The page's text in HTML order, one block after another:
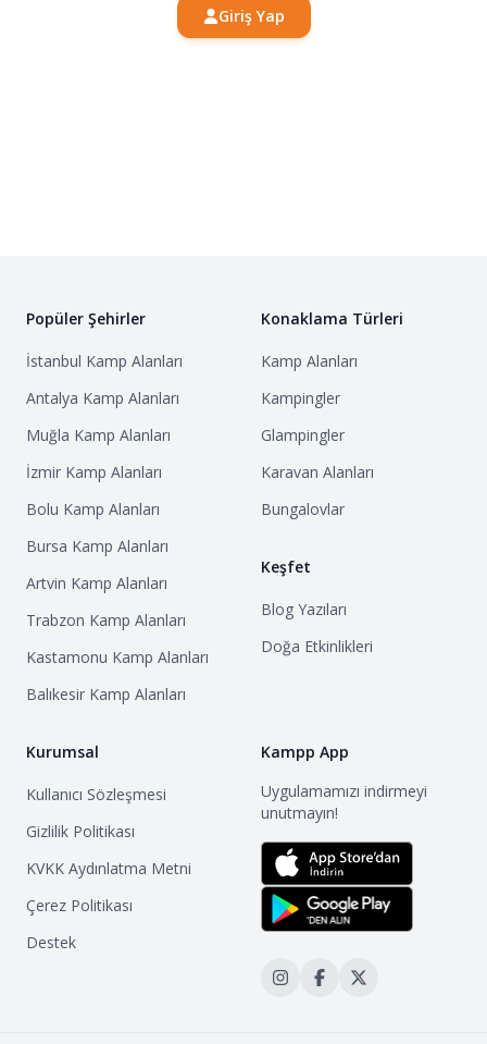
Giriş Yap
Popüler Şehirler
İstanbul Kamp Alanları
Antalya Kamp Alanları
Muğla Kamp Alanları
İzmir Kamp Alanları
Bolu Kamp Alanları
Bursa Kamp Alanları
Artvin Kamp Alanları
Trabzon Kamp Alanları
Kastamonu Kamp Alanları
Balıkesir Kamp Alanları
Konaklama Türleri
Kamp Alanları
Kampingler
Glampingler
Karavan Alanları
Bungalovlar
Keşfet
Blog Yazıları
Doğa Etkinlikleri
Kurumsal
Kullanıcı Sözleşmesi
Gizlilik Politikası
KVKK Aydınlatma Metni
Çerez Politikası
Destek
Kampp App
Uygulamamızı indirmeyi
unutmayın!